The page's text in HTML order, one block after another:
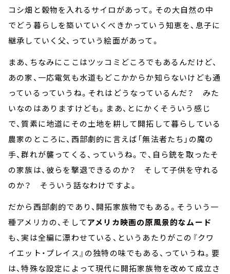
コシ畑と穀物を入れるサイロがあって。その大自然の中
でどう暮らしを築いていくべきかっていう知恵を、息子に
継承していく父、っていう絵面があって。
まあ、ちなみにここはツッコミどころでもあるんだけど、
あの家、一応電気も水道もどこかからか知らないけども通
っているっていうね。それはどうなっているんだ？ みた
いなのはありますけども。まあ、とにかくそういう感じ
で、質素に地道にその土地を耕して開拓して暮らしている
農家のところに、西部劇的に言えば「無法者たち」の魔の
手、群れが襲ってくる、っていうね。で、自ら銃を取ったそ
の家族は、彼らを撃退できるのか？ そして子供を守れる
のか？ そういう話なわけですよ。
だから西部劇的であり、開拓家族物でもある。そういう一
種アメリカの、そしてアメリカ映画の原風景的なムード
も、実は全編に漂わせている、というあたりがこの『クワ
イエット・プレイス』の独特の味でもある、っていうね。要
は、特殊な設定によって現代に開拓家族物を改めて成立さ